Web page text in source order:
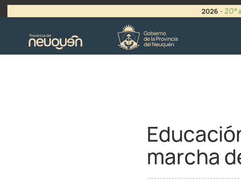
2026 - 20°
marcha